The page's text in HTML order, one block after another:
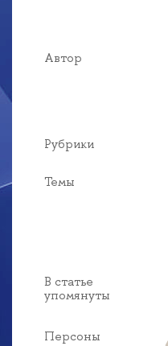
Автор
Рубрики
Темы
В статье
упомянуты
Персоны